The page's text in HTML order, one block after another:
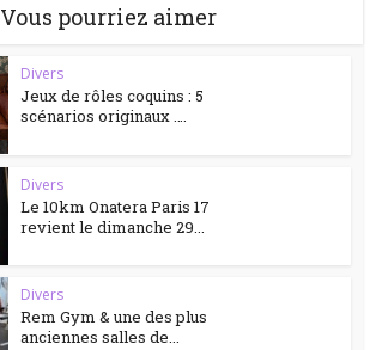
Vous pourriez aimer
Divers
Jeux de rôles coquins : 5
scénarios originaux ….
Divers
Le 10km Onatera Paris 17
revient le dimanche 29...
Divers
Rem Gym & une des plus
anciennes salles de...